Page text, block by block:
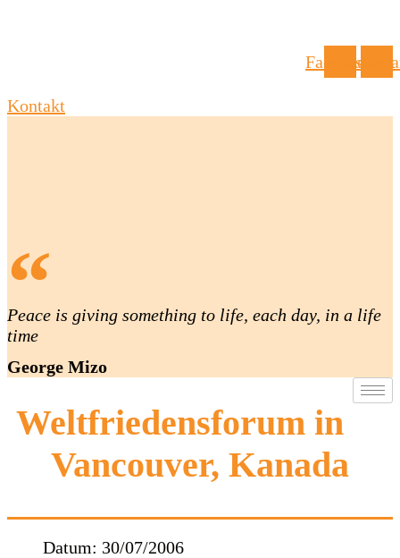
Facebook
Kontakt
Peace is giving something to life, each day, in a life
time
George Mizo
Weltfriedensforum in
Vancouver, Kanada
Datum: 30/07/2006